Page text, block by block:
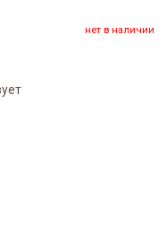
нет в наличии